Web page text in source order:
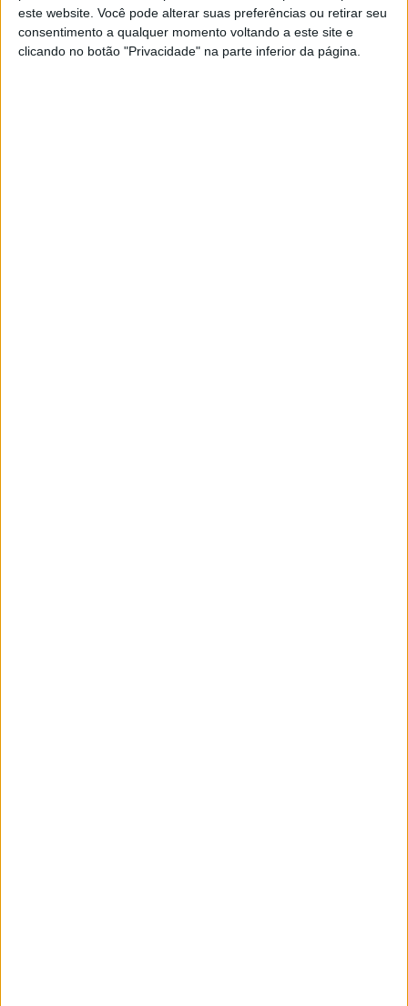
este website. Você pode alterar suas preferências ou retirar seu
consentimento a qualquer momento voltando a este site e
clicando no botão "Privacidade" na parte inferior da página.
forro macio para garantir a máxima
usabilidade, enquanto a lingueta e a junta
posterior são em microfibra termoformada, um